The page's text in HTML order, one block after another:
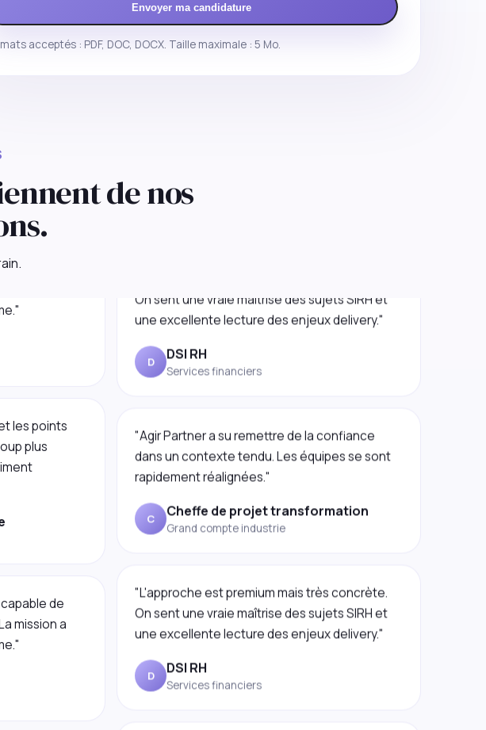
Envoyer ma candidature
acceptés : PDF, DOC, DOCX. Taille maximale : 5 Mo.
de nos
mission a
plus
mission a
une excellente lecture des enjeux delivery."
D
Services financiers
dans un contexte tendu. Les équipes se sont
rapidement réalignées."
C
Grand compte industrie
On sent une vraie maîtrise des sujets SIRH et
une excellente lecture des enjeux delivery."
D
Services financiers